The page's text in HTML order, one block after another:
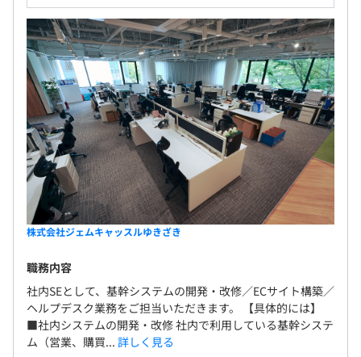
株式会社ジェムキャッスルゆきざき
職務内容
社内SEとして、基幹システムの開発・改修／ECサイト構築／
ヘルプデスク業務をご担当いただきます。 【具体的には】
■社内システムの開発・改修 社内で利用している基幹システ
ム（営業、購買... 詳しく見る